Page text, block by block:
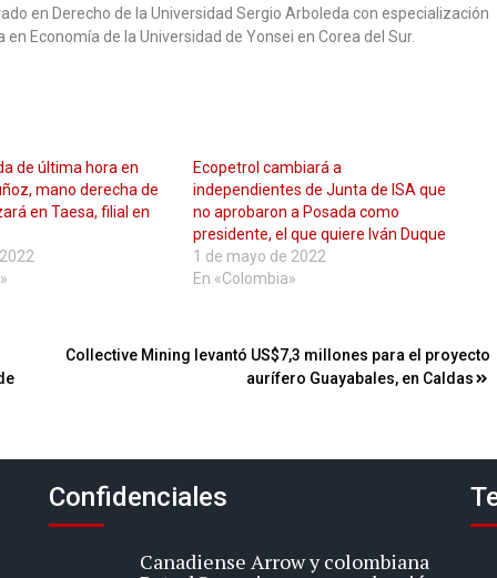
en Derecho de la Universidad Sergio Arboleda con especialización
Economía de la Universidad de Yonsei en Corea del Sur.
de última hora en
mano derecha de
en Taesa, filial en
Ecopetrol cambiará a
independientes de Junta de ISA que
no aprobaron a Posada como
presidente, el que quiere Iván Duque
1 de mayo de 2022
En «Colombia»
Collective Mining levantó US$7,3 millones para el proyecto
aurífero Guayabales, en Caldas
Confidenciales
Canadiense Arrow y colombiana